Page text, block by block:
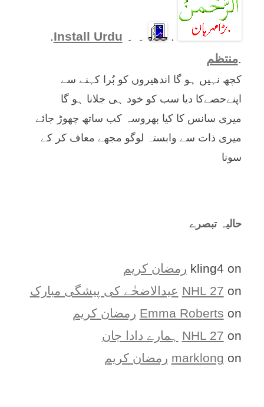
. ۔ ۔ Install Urdu
.
.منتظم
کچھ نہیں ہو گا اندھیروں کو بُرا کہنے سے
اپنےحصےکا دیا سب کو خود ہی جلانا ہو گا
میری سانس کا کیا بھروسہ کب ساتھ چھوڑ جائے
میری ذات سے وابستہ لوگو مجھے معاف کر کے
سونا
حالیہ تبصرے
kling4 on
رمضان کریم
NHL 27 on
عیدالاضحٰے کی پیشگی مبارک
Emma Roberts on
رمضان کریم
NHL 27 on
ہمارے دادا جان
marklong on رمضان کریم